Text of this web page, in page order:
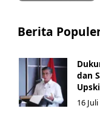
Berita
dan
16